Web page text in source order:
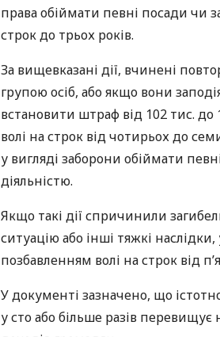
права обіймати певні посади чи
строк до трьох років.
За вищевказані дії, вчинені
групою осіб, або якщо вони
встановити штраф від 102 тис. до
волі на строк від чотирьох до
у вигляді заборони обіймати
діяльністю.
Якщо такі дії спричинили
ситуацію або інші тяжкі
позбавленням волі на строк від
У документі зазначено, що
у сто або більше разів